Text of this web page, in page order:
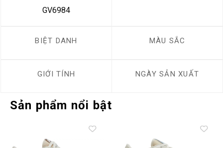
GV6984
BIỆT DANH MÀU SẮC
GIỚI TÍNH NGÀY SẢN XUẤT
Sản phẩm nổi bật